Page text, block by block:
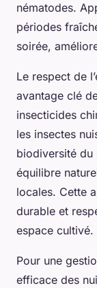
nématodes.
périodes
soirée,
Le respect de
avantage clé
insecticides
les insectes
biodiversité du
équilibre
locales. Cette
durable et
espace cultivé.
Pour une
efficace des